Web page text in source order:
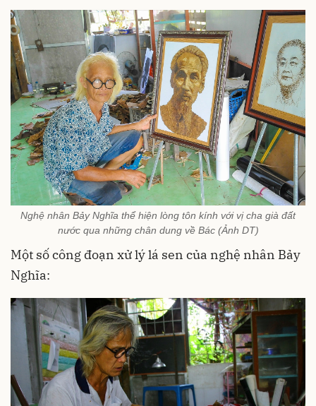
Nghệ nhân Bảy Nghĩa thể hiện lòng tôn kính với vị cha già đất
nước qua những chân dung về Bác (Ảnh DT)
Một số công đoạn xử lý lá sen của nghệ nhân Bảy
Nghĩa: